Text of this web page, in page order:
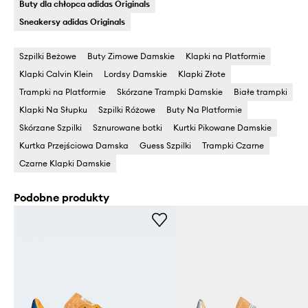
Buty dla chłopca adidas Originals
Sneakersy adidas Originals
Szpilki Beżowe Buty Zimowe Damskie
Klapki na Platformie
Klapki Calvin Klein
Lordsy Damskie
Klapki Złote
Trampki na Platformie
Skórzane Trampki Damskie
Białe trampki
Klapki Na Słupku
Szpilki Różowe
Buty Na Platformie
Skórzane Szpilki
Sznurowane botki
Kurtki Pikowane Damskie
Kurtka Przejściowa Damska
Guess Szpilki
Trampki Czarne
Czarne Klapki Damskie
Podobne produkty